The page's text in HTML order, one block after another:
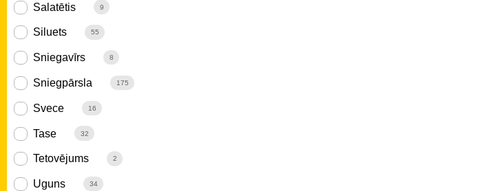
Salatētis 9
Siluets 55
Sniegavīrs 8
Sniegpārsla 175
Svece 16
Tase 32
Tetovējums 2
Uguns 34